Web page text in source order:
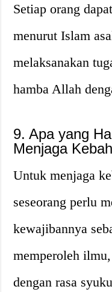
Setiap orang
menurut Islam
melaksanakan
hamba Allah
9. Apa yang
Menjaga
Untuk menjaga
seseorang perlu
kewajibannya
memperoleh
dengan rasa